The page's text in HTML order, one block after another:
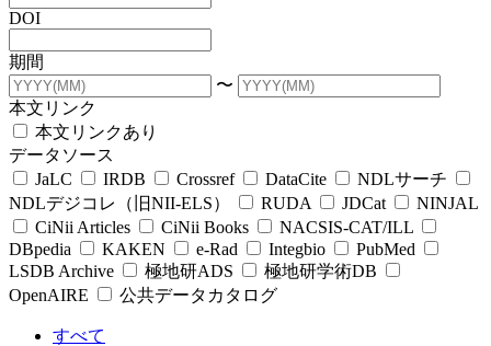
DOI
期間
〜
本文リンク
本文リンクあり
データソース
JaLC
IRDB Crossref DataCite
NDLサーチ
NDLデジコレ（旧NII-ELS）
RUDA JDCat
NINJAL
CiNii Articles
CiNii Books
NACSIS-CAT/ILL
DBpedia
KAKEN e-Rad Integbio
PubMed
LSDB Archive
極地研ADS
極地研学術DB
OpenAIRE
公共データカタログ
すべて